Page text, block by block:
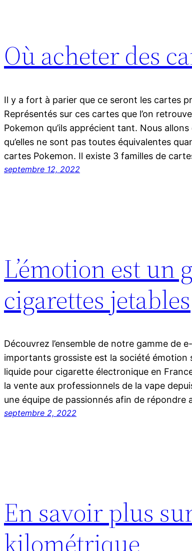
Où acheter des
Il y a fort à parier que ce seront les cartes
Représentés sur ces cartes que l’on
Pokemon qu’ils apprécient tant. Nous
qu’elles ne sont pas toutes équivalentes
cartes Pokemon. Il existe 3 familles de
septembre 12, 2022
L’émotion est un
cigarettes jetables
Découvrez l’ensemble de notre gamme de
importants grossiste est la société émotion
liquide pour cigarette électronique en
la vente aux professionnels de la vape
une équipe de passionnés afin de répondre
septembre 2, 2022
En savoir plus
kilométrique